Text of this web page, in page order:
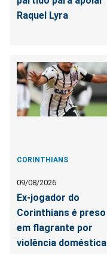
Raquel Lyra
CORINTHIANS
09/08/2026
Ex-jogador do
Corinthians é preso
em flagrante por
violência doméstica